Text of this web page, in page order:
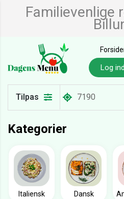
Familievenlige
Log ind
Tilpas
Kategorier
Italiensk Dansk